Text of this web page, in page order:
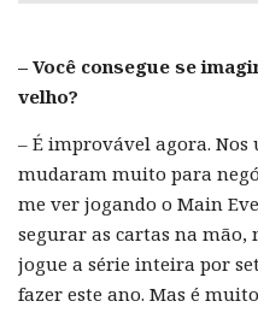
– Você consegue se
velho?
– É improvável agora.
mudaram muito para
me ver jogando o Main
segurar as cartas na mão,
jogue a série inteira por
fazer este ano. Mas é